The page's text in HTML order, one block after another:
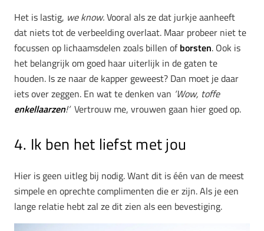
Het is lastig, we know.Vooral als ze dat jurkje aanheeft
dat niets tot de verbeelding overlaat. Maar probeer niet te
focussen op lichaamsdelen zoals billen ofborsten. Ook is
het belangrijk om goed haar uiterlijk in de gaten te
houden. Is ze naar de kapper geweest? Dan moet je daar
iets over zeggen. En wat te denken van ‘Wow, toffe
enkellaarzen!’ Vertrouw me, vrouwen gaan hier goed op.
4. Ik ben het liefst met jou
Hier is geen uitleg bij nodig. Want dit is één van de meest
simpele en oprechte complimenten die er zijn. Als je een
lange relatie hebt zal ze dit zien als een bevestiging.